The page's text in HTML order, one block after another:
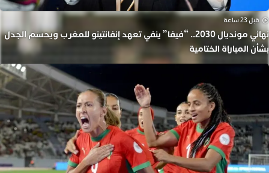
قبل 23 ساعة
نهائي مونديال 2030.. “فيفا” ينفي تعهد إنفانتينو للمغرب ويحسم الجدل
بشأن المباراة الختامية